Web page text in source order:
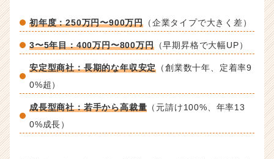
事
|
ベ
ン
ャ
ー・
長
初年度：250万円〜900万円 （企業タイプで大きく差）
3〜5年目：400万円〜800万円（早期昇格で大幅UP）
安定型商社：長期的な年収安定 （創業数十年、定着率9
0%超）
成長型商社：若手から高裁量 （元請け100%、年率13
0%成長）